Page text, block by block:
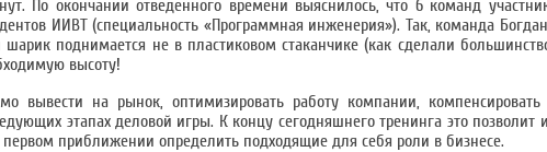
По окончании отведенного времени выяснилось, что 6 команд
ИИВТ (специальность «Программная инженерия»). Так, команда
поднимается не в пластиковом стаканчике (как сделали
высоту!
вывести на рынок, оптимизировать работу компании,
этапах деловой игры. К концу сегодняшнего тренинга это позволит
приближении определить подходящие для себя роли в бизнесе.